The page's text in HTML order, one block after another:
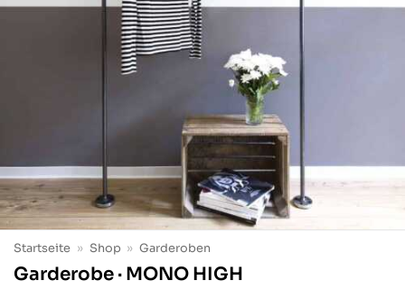
Startseite » Shop » Garderoben
Garderobe · MONO HIGH